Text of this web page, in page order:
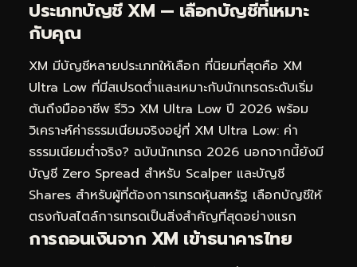
ประเภทบัญชี XM — เลือกบัญชีที่เหมาะ
กับคุณ
XM มีบัญชีหลายประเภทให้เลือก ที่นิยมที่สุดคือ XM
Ultra Low ที่มีสเปรดต่ำและเหมาะกับนักเทรดระดับเริ่ม
ต้นถึงมืออาชีพ รีวิว XM Ultra Low ปี 2026 พร้อม
วิเคราะห์ค่าธรรมเนียมจริงอยู่ที่ XM Ultra Low: ค่า
ธรรมเนียมต่ำจริง? ฉบับนักเทรด 2026 นอกจากนี้ยังมี
บัญชี Zero Spread สำหรับ Scalper และบัญชี
Shares สำหรับผู้ที่ต้องการเทรดหุ้นสหรัฐ เลือกบัญชีให้
ตรงกับสไตล์การเทรดเป็นสิ่งสำคัญที่สุดอย่างแรก
การถอนเงินจาก XM เข้าธนาคารไทย